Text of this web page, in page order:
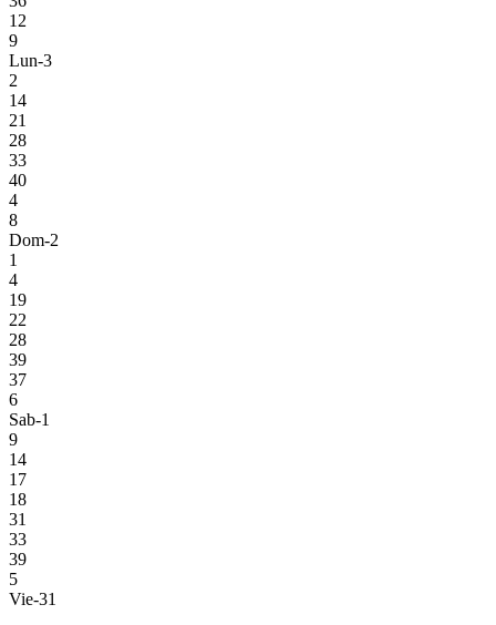
12
9
Lun-3
2
14
21
28
33
40
4
8
Dom-2
1
4
19
22
28
39
37
6
Sab-1
9
14
17
18
31
33
39
5
Vie-31